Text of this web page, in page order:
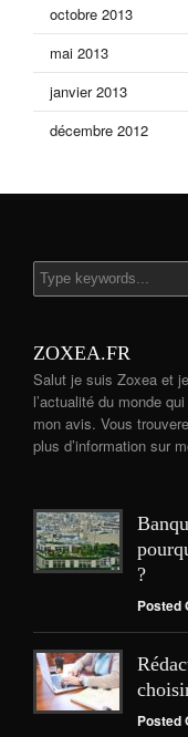
octobre 2013
mai 2013
janvier 2013
décembre 2012
ZOXEA.FR
Salut je suis Zoxea et
l’actualité du monde
mon avis. Vous
plus d’information sur
?
Posted
Posted